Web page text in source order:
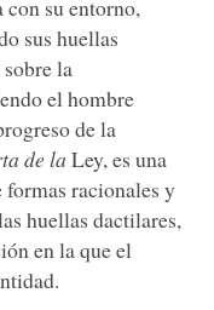
su entorno,
sus huellas
la
el hombre
de la
de la Ley, es una
racionales y
huellas dactilares,
en la que el